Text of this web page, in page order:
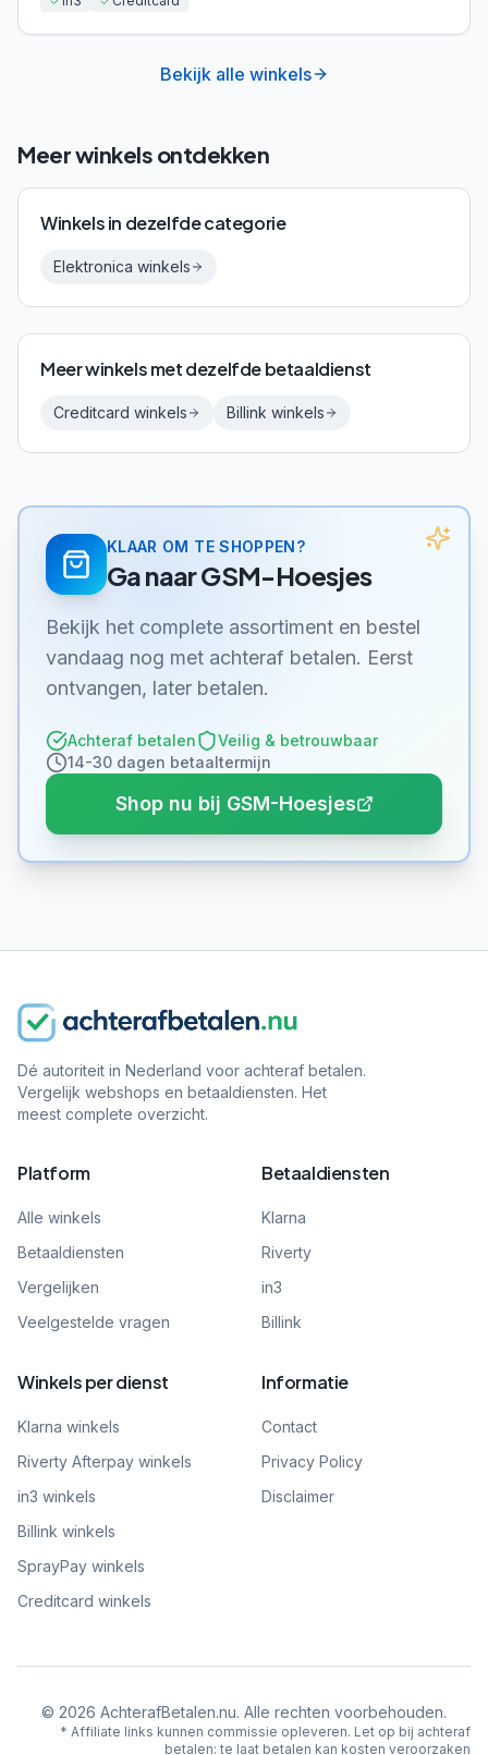
Bekijk alle winkels
Meer winkels ontdekken
Winkels in dezelfde categorie
Elektronica winkels
Meer winkels met dezelfde betaaldienst
Creditcard winkels Billink winkels
KLAAR OM TE SHOPPEN?
Ga naarGSM-Hoesjes
Bekijk het complete assortiment en bestel
vandaag nog met achteraf betalen. Eerst
ontvangen, later betalen.
Achteraf betalen
Veilig & betrouwbaar
14-30 dagen betaaltermijn
Shop nu bij GSM-Hoesjes
Dé autoriteit in Nederland voor achteraf betalen.
Vergelijk webshops en betaaldiensten. Het
meest complete overzicht.
Platform
Alle winkels
Betaaldiensten
Vergelijken
Veelgestelde vragen
Betaaldiensten
Klarna
Riverty
in3
Billink
Winkels per dienst
Klarna winkels
Riverty Afterpay winkels
in3 winkels
Billink winkels
SprayPay winkels
Creditcard winkels
Informatie
Contact
Privacy Policy
Disclaimer
© 2026 AchterafBetalen.nu. Alle rechten voorbehouden.
* Affiliate links kunnen commissie opleveren. Let op bij achteraf
betalen: te laat betalen kan kosten veroorzaken